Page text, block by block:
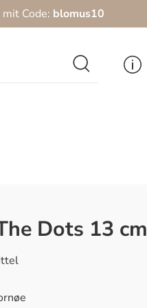
mit Code: blomus10
Dots 13 cm